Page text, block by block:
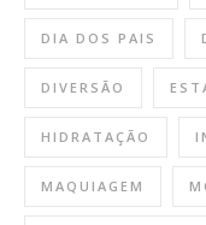
DIA DOS PAIS
DIVERSÃO
HIDRATAÇÃO
MAQUIAGEM